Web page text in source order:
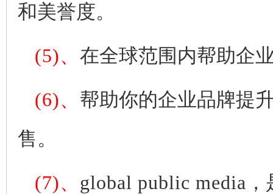
和美誉度。
(5)、 在全球范围内帮助企
(6)、 帮助你的企业品牌提
售。
(7)、 global public media